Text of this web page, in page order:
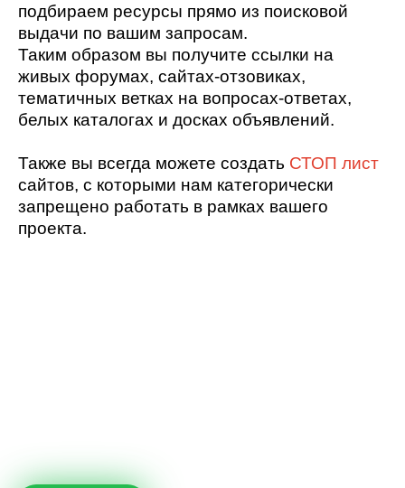
подбираем ресурсы прямо из поисковой
выдачи по вашим запросам.
Таким образом вы получите ссылки на
живых форумах, сайтах-отзовиках,
тематичных ветках на вопросах-ответах,
белых каталогах и досках объявлений.
Также вы всегда можете создать СТОП лист
сайтов, с которыми нам категорически
запрещено работать в рамках вашего
проекта.